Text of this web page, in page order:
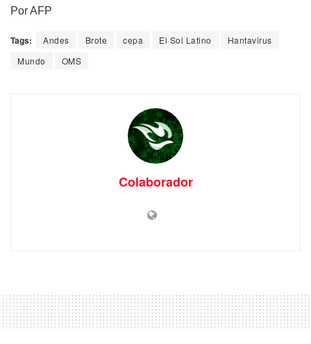
Por AFP
Tags: Andes Brote cepa El Sol Latino
Hantavirus
Mundo
OMS
Colaborador